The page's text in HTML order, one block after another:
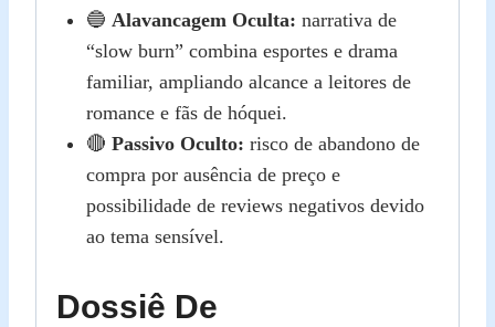
🔵 Alavancagem Oculta: narrativa de
“slow burn” combina esportes e drama
familiar, ampliando alcance a leitores de
romance e fãs de hóquei.
🔴 Passivo Oculto: risco de abandono de
compra por ausência de preço e
possibilidade de reviews negativos devido
ao tema sensível.
Dossiê De